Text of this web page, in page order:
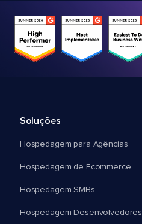
Soluções
Hospedagem para Agências
Hospedagem de Ecommerce
Hospedagem SMBs
Hospedagem Desenvolvedores